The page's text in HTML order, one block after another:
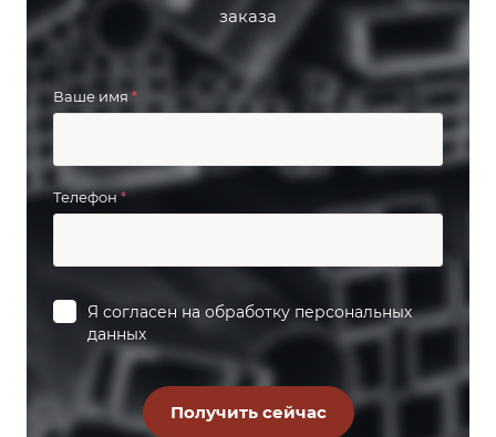
заказа
Ваше имя *
Телефон*
Я согласен на обработку персональных
данных